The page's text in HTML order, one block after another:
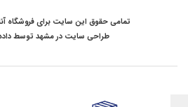
تمامی حقوق این سایت برای فروشگاه
طراحی سایت در مشهد توسط